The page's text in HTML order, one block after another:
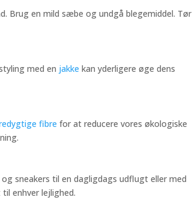
Brug en mild sæbe og undgå blegemiddel. Tør
med en jakke kan yderligere øge dens
fibre for at reducere vores økologiske
sneakers til en dagligdags udflugt eller med
enhver lejlighed.